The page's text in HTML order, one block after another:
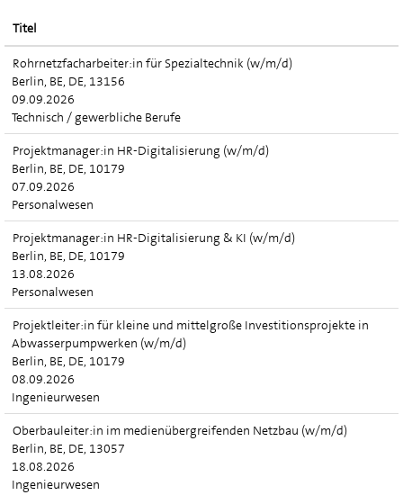
Titel
Rohrnetzfacharbeiter:in für Spezialtechnik (w/m/d)
Berlin, BE, DE, 13156
09.09.2026
Technisch / gewerbliche Berufe
Projektmanager:in HR-Digitalisierung (w/m/d)
Berlin, BE, DE, 10179
07.09.2026
Personalwesen
Projektmanager:in HR-Digitalisierung & KI (w/m/d)
Berlin, BE, DE, 10179
13.08.2026
Personalwesen
Projektleiter:in für kleine und mittelgroße Investitionsprojekte in
Abwasserpumpwerken (w/m/d)
Berlin, BE, DE, 10179
08.09.2026
Ingenieurwesen
Oberbauleiter:in im medienübergreifenden Netzbau (w/m/d)
Berlin, BE, DE, 13057
18.08.2026
Ingenieurwesen